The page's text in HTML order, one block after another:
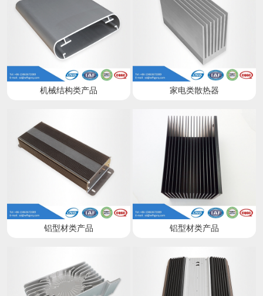
机械结构类产品 家电类散热器
铝型材类产品 铝型材类产品